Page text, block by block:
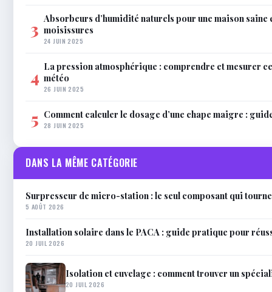
3 Absorbeurs d’humidité naturels pour une maison saine
moisissures
24 JUIN 2025
4 La pression atmosphérique : comprendre et mesurer
météo
26 JUIN 2025
5 Comment calculer le dosage d’une chape maigre :
28 JUIN 2025
DANS LA MÊME CATÉGORIE
Surpresseur de micro-station : le seul composant qui tourne
5 AOÛT 2026
Installation solaire dans le PACA : guide pratique pour
20 JUIL 2026
Isolation et cuvelage : comment trouver un
20 JUIL 2026